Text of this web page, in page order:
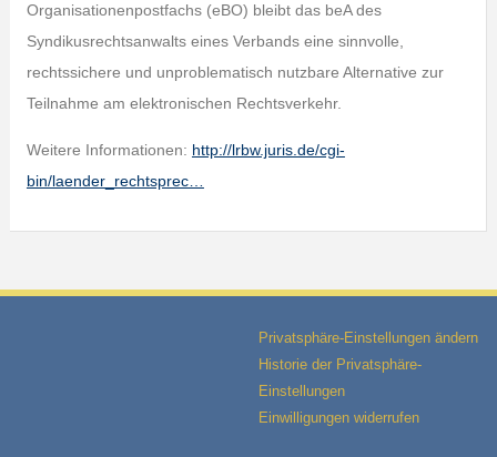
Organisationenpostfachs (eBO) bleibt das beA des
Syndikusrechtsanwalts eines Verbands eine sinnvolle,
rechtssichere und unproblematisch nutzbare Alternative zur
Teilnahme am elektronischen Rechtsverkehr.
Weitere Informationen: http://lrbw.juris.de/cgi-
bin/laender_rechtsprec…
Privatsphäre-Einstellungen ändern
Historie der Privatsphäre-
Einstellungen
Einwilligungen widerrufen